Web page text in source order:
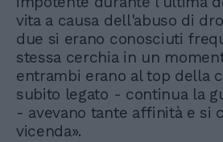
vita a causa dell'abuso di
due si erano conosciuti
stessa cerchia in un
entrambi erano al top della
subito legato - continua la
- avevano tante affinità e si
vicenda».